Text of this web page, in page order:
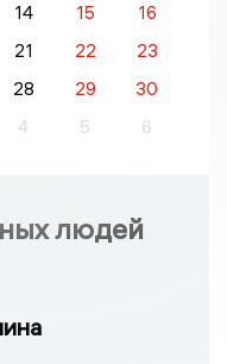
14 15
16
21 22
23
28 29
30
4 5 6
людей